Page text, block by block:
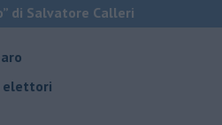
di Salvatore Calleri
elettori